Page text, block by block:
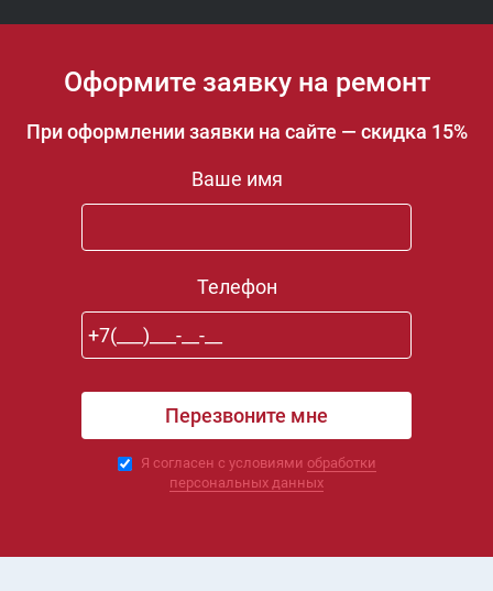
Оформите заявку на ремонт
При оформлении заявки на сайте — скидка 15%
Ваше имя
Телефон
Я согласен с условиями обработки
персональных данных